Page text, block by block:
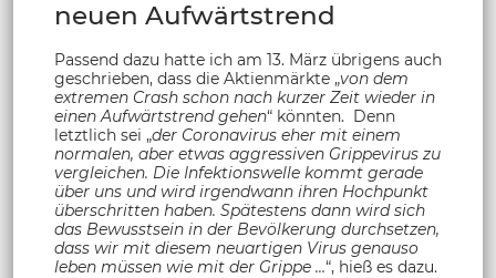
neuen Aufwärtstrend
Passend dazu hatte ich am 13. März übrigens auch
geschrieben, dass die Aktienmärkte „von dem
extremen Crash schon nach kurzer Zeit wieder in
einen Aufwärtstrend gehen“ könnten. Denn
letztlich sei „der Coronavirus eher mit einem
normalen, aber etwas aggressiven Grippevirus zu
vergleichen. Die Infektionswelle kommt gerade
über uns und wird irgendwann ihren Hochpunkt
überschritten haben. Spätestens dann wird sich
das Bewusstsein in der Bevölkerung durchsetzen,
dass wir mit diesem neuartigen Virus genauso
leben müssen wie mit der Grippe …“, hieß es dazu.